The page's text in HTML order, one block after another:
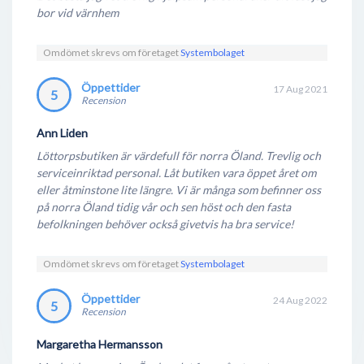
som finns. Vid behov får du även hjälp med kunskap
ansvar präglar företagets sätt att arbeta. Detta sker
på olika sätt, exempelvis att ingen kundklubb eller
poängsystem finns. Kunder uppmuntras aldrig köpa
mer än vad de tänkt och inga erbjudanden i stil med
exempelvis "tag 3 betala för 2" förekommer.
Den som kollar på Systembolagets öppettider ser
att det inte rör sig om generösa tider, då de stänger
Även detta är ett tecken på Systembolagets strävan
att hålla konsumtionen på rimliga nivåer och undvika
exempelvis spontanköp.
Vidare åtgärder för begränsad konsumtion är höga
bor vid värnhem
Omdömet skrevs om företagetSystembolaget
5 Öppettider
Recension
Ann Liden
17 Aug 2021
Löttorpsbutiken är värdefull för norra Öland. Trevlig och
serviceinriktad personal. Låt butiken vara öppet året om
eller åtminstone lite längre. Vi är många som befinner oss
på norra Öland tidig vår och sen höst och den fasta
befolkningen behöver också givetvis ha bra service!
Omdömet skrevs om företagetSystembolaget
5 Öppettider
Recension
Margaretha Hermansson
24 Aug 2022